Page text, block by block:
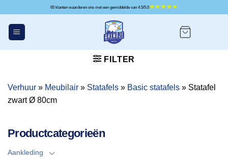
inhoud
65 klanten waarderen ons met een gemiddelde van 4.5/5.0
FILTER
Verhuur » Meubilair » Statafels » Basic statafels » Statafel
zwart Ø 80cm
Productcategorieën
Aankleding